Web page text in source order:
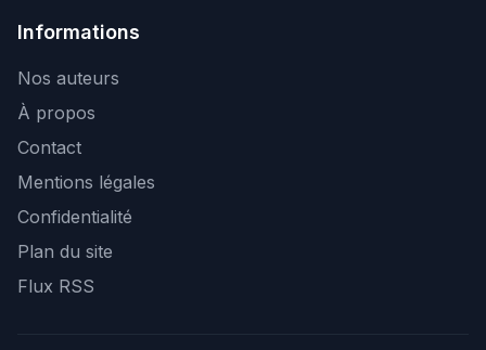
Informations
Nos auteurs
À propos
Contact
Mentions légales
Confidentialité
Plan du site
Flux RSS